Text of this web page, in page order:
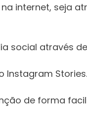
internet, seja
social através
Instagram Stories.
de forma